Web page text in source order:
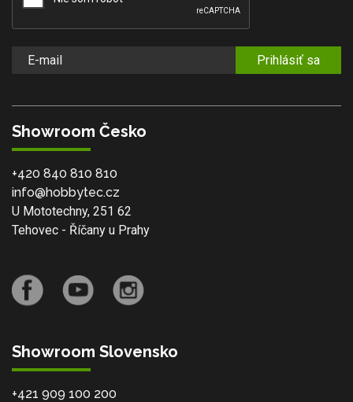
Prihlásiť sa
Showroom Česko
+420 840 810 810
info@hobbytec.cz
U Mototechny, 251 62
Tehovec - Říčany u Prahy
Showroom Slovensko
+421 909 100 200